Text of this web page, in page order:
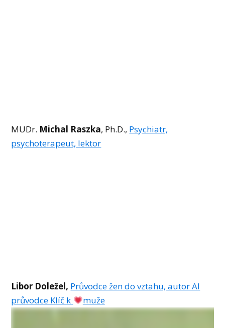
MUDr. Michal Raszka, Ph.D., Psychiatr,
psychoterapeut, lektor
Libor Doležel, Průvodce žen do vztahu, autor AI
průvodce Klíč k
muže